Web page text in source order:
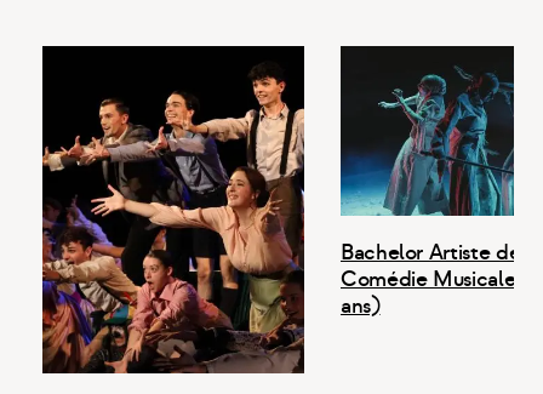
Bachelor Artiste de
Comédie Musicale (3
ans)